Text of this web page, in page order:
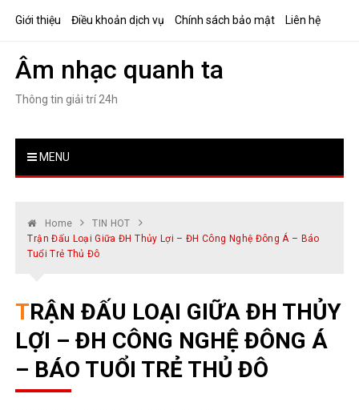
Giới thiệu Điều khoản dịch vụ Chính sách bảo mật Liên hệ
Âm nhạc quanh ta
Thông tin giải trí 24h
MENU
Home
TIN HOT
Trận Đấu Loại Giữa ĐH Thủy Lợi – ĐH Công Nghệ Đông Á – Báo
Tuổi Trẻ Thủ Đô
TRẬN ĐẤU LOẠI GIỮA ĐH THỦY
LỢI – ĐH CÔNG NGHỆ ĐÔNG Á
– BÁO TUỔI TRẺ THỦ ĐÔ